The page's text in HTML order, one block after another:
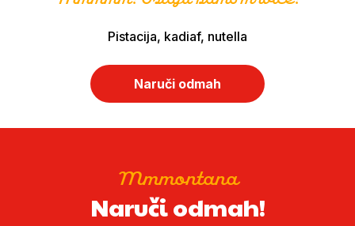
Pistacija, kadiaf, nutella
Naruči odmah
Mmmontana
Naruči odmah!